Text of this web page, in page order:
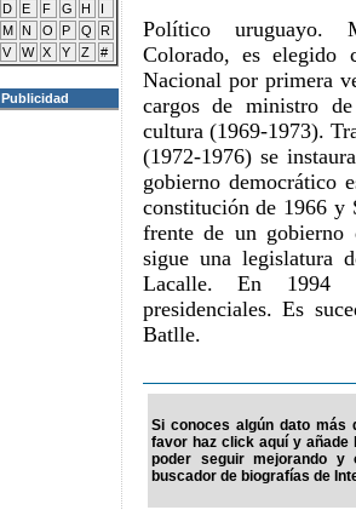
D E F G H
I
M N O P Q
R
V W X Y Z #
Publicidad
Político uruguayo.
Colorado, es elegido
Nacional por primera
cargos de ministro
cultura (1969-1973).
(1972-1976) se
gobierno democrático
constitución de 1966 y
frente de un gobierno
sigue una legislatura
Lacalle. En 1994
presidenciales. Es
Batlle.
Si conoces algún dato más
favor haz click aquí y
poder seguir mejorando y
buscador de biografías de